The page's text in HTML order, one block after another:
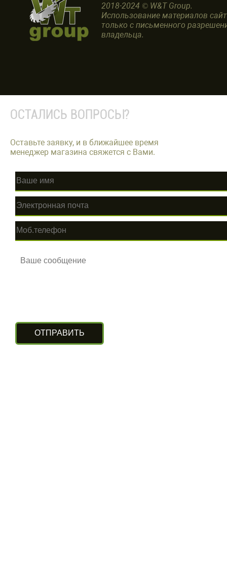
2018-2024 © W&T Group.
Использование материалов
только с письменного
владельца.
ОСТАЛИСЬ ВОПРОСЫ?
Оставьте заявку, и в ближайшее время
менеджер магазина свяжется с Вами.